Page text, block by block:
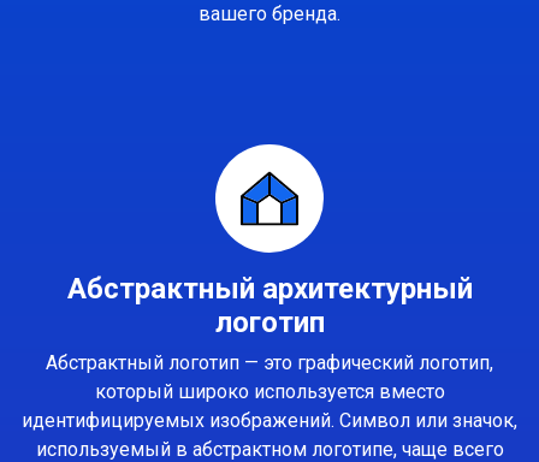
вашего бренда.
Абстрактный архитектурный
логотип
Абстрактный логотип — это графический логотип,
который широко используется вместо
идентифицируемых изображений. Символ или значок,
используемый в абстрактном логотипе, чаще всего